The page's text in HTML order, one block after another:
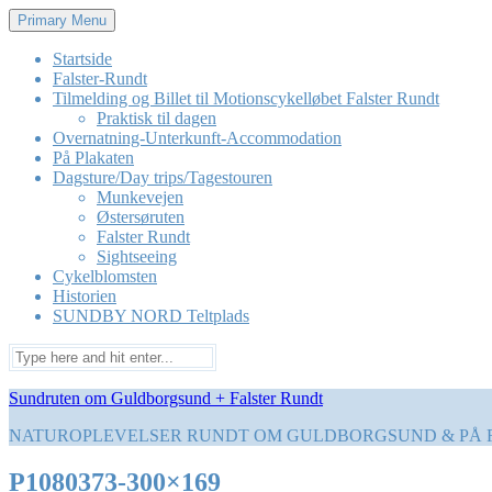
Skip
to
content
Primary Menu
Startside
Falster-Rundt
Tilmelding og Billet til Motionscykelløbet Falster Rundt
Praktisk til dagen
Overnatning-Unterkunft-Accommodation
På Plakaten
Dagsture/Day trips/Tagestouren
Munkevejen
Østersøruten
Falster Rundt
Sightseeing
Cykelblomsten
Historien
SUNDBY NORD Teltplads
Search
for:
Sundruten om Guldborgsund + Falster Rundt
NATUROPLEVELSER RUNDT OM GULDBORGSUND & PÅ
P1080373-300×169